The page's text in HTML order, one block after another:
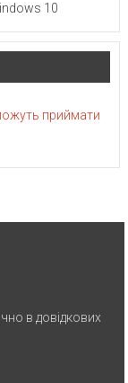
10
приймати
в довідкових